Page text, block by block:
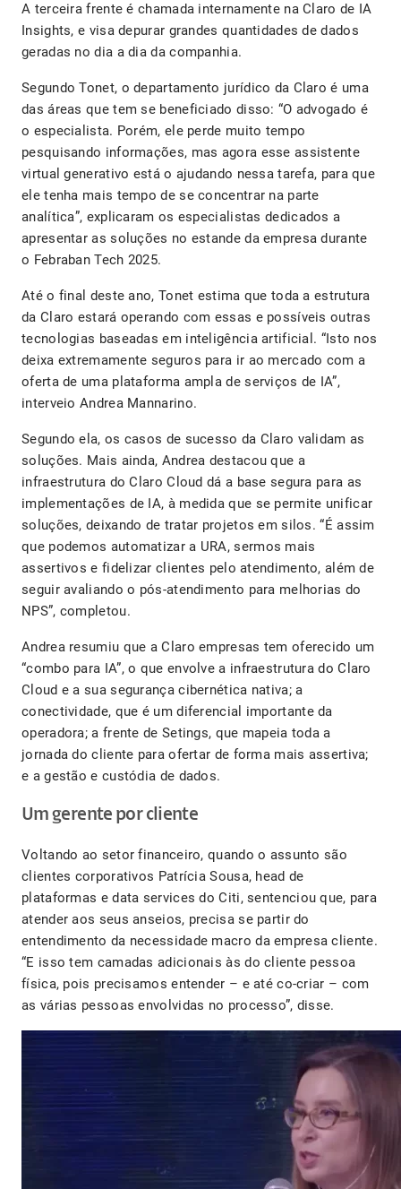
A terceira frente é chamada internamente na Claro de IA
Insights, e visa depurar grandes quantidades de dados
geradas no dia a dia da companhia.
Segundo Tonet, o departamento jurídico da Claro é uma
das áreas que tem se beneficiado disso: “O advogado é
o especialista. Porém, ele perde muito tempo
pesquisando informações, mas agora esse assistente
virtual generativo está o ajudando nessa tarefa, para que
ele tenha mais tempo de se concentrar na parte
analítica”, explicaram os especialistas dedicados a
apresentar as soluções no estande da empresa durante
o Febraban Tech 2025.
Até o final deste ano, Tonet estima que toda a estrutura
da Claro estará operando com essas e possíveis outras
tecnologias baseadas em inteligência artificial. “Isto nos
deixa extremamente seguros para ir ao mercado com a
oferta de uma plataforma ampla de serviços de IA”,
interveio Andrea Mannarino.
Segundo ela, os casos de sucesso da Claro validam as
soluções. Mais ainda, Andrea destacou que a
infraestrutura do Claro Cloud dá a base segura para as
implementações de IA, à medida que se permite unificar
soluções, deixando de tratar projetos em silos. “É assim
que podemos automatizar a URA, sermos mais
assertivos e fidelizar clientes pelo atendimento, além de
seguir avaliando o pós-atendimento para melhorias do
NPS”, completou.
Andrea resumiu que a Claro empresas tem oferecido um
“combo para IA”, o que envolve a infraestrutura do Claro
Cloud e a sua segurança cibernética nativa; a
conectividade, que é um diferencial importante da
operadora; a frente de Setings, que mapeia toda a
jornada do cliente para ofertar de forma mais assertiva;
e a gestão e custódia de dados.
Um gerente por cliente
Voltando ao setor financeiro, quando o assunto são
clientes corporativos Patrícia Sousa, head de
plataformas e data services do Citi, sentenciou que, para
atender aos seus anseios, precisa se partir do
entendimento da necessidade macro da empresa cliente.
“E isso tem camadas adicionais às do cliente pessoa
física, pois precisamos entender – e até co-criar – com
as várias pessoas envolvidas no processo”, disse.